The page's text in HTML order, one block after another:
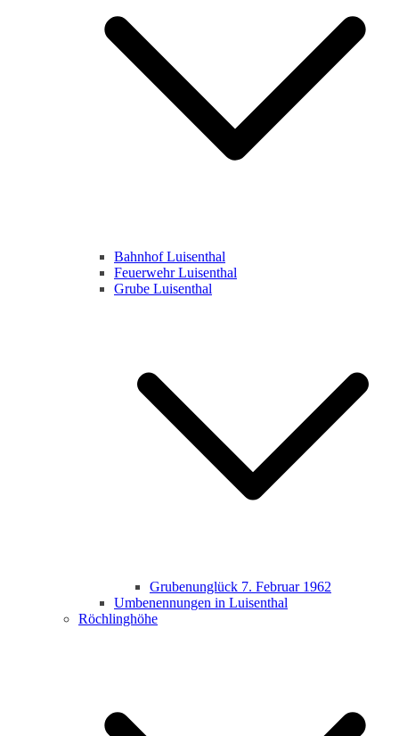
Bahnhof Luisenthal
Feuerwehr Luisenthal
Grube Luisenthal
Grubenunglück 7. Februar 1962
Umbenennungen in Luisenthal
Röchlinghöhe